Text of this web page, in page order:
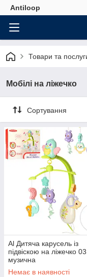
Antiloop
Товари та
Мобілі на ліжечко
Сортування
Al Дитяча карусель із
підвіскою на ліжечко
музична
Немає в наявності